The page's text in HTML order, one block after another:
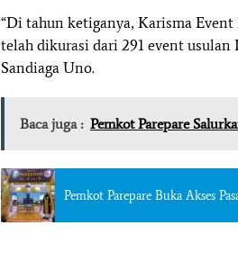
“Di tahun ketiganya, Karisma
telah dikurasi dari 291 event usulan
Sandiaga Uno.
Baca juga : Pemkot Parepare
Pemkot Parepare Buka Akses